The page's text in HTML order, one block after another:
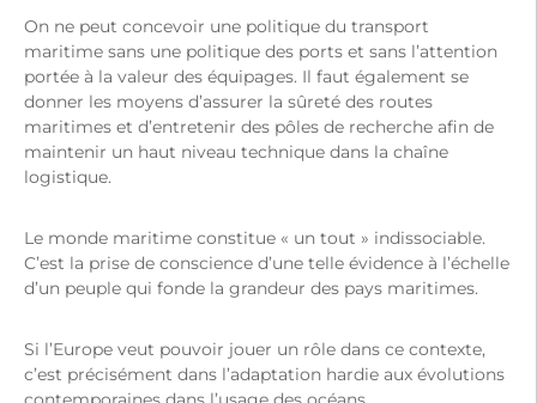
On ne peut concevoir une politique du transport
maritime sans une politique des ports et sans l’attention
portée à la valeur des équipages. Il faut également se
donner les moyens d’assurer la sûreté des routes
maritimes et d’entretenir des pôles de recherche afin de
maintenir un haut niveau technique dans la chaîne
logistique.
Le monde maritime constitue « un tout » indissociable.
C’est la prise de conscience d’une telle évidence à l’échelle
d’un peuple qui fonde la grandeur des pays maritimes.
Si l’Europe veut pouvoir jouer un rôle dans ce contexte,
c’est précisément dans l’adaptation hardie aux évolutions